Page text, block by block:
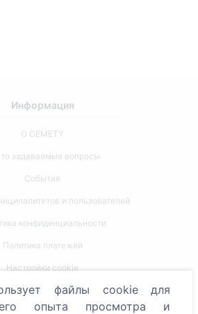
Информация
О CEMETY
задаваемые вопросы
События
и пользователей
конфиденциальности
Политика платежей
Настройки cookie
Поиск
файлы cookie для
опыта просмотра и